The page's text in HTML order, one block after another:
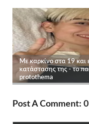
Post A Comment: 0